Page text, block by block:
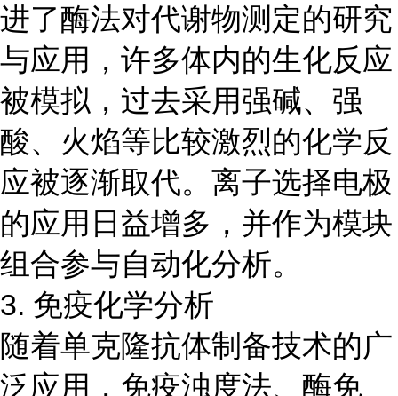
进了酶法对代谢物测定的研究
与应用，许多体内的生化反应
被模拟，过去采用强碱、强
酸、火焰等比较激烈的化学反
应被逐渐取代。离子选择电极
的应用日益增多，并作为模块
组合参与自动化分析。
3. 免疫化学分析
随着单克隆抗体制备技术的广
泛应用，免疫浊度法、酶免